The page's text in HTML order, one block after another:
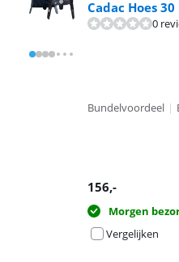
Cadac Hoes 30
0
Bundelvoordeel |
156,-
Morgen
Vergelijken